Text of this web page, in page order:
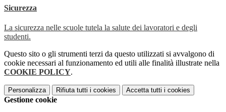
Sicurezza
La sicurezza nelle scuole tutela la salute dei lavoratori e degli
studenti.
Questo sito o gli strumenti terzi da questo utilizzati si avvalgono di
cookie necessari al funzionamento ed utili alle finalità illustrate nella
COOKIE POLICY.
Personalizza Rifiuta tutti i cookies Accetta tutti i cookies
Gestione cookie